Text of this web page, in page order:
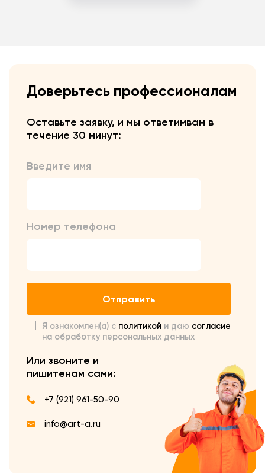
Доверьтесь профессионалам
Оставьте заявку, и мы ответимвам в
течение 30 минут:
Введите имя
Номер телефона
Отправить
Я ознакомлен(а) с политикой и даю согласие
на обработку персональных данных
Или звоните и
пишитенам сами:
+7 (921) 961-50-90
info@art-a.ru